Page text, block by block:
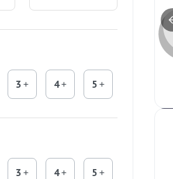
3 4 5
3 4 5